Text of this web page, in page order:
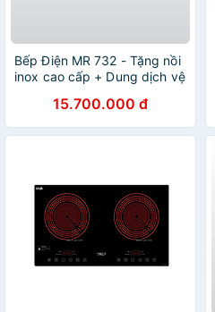
Bếp Điện MR 732 - Tặng nồi
inox cao cấp + Dung dịch vệ
15.700.000 đ